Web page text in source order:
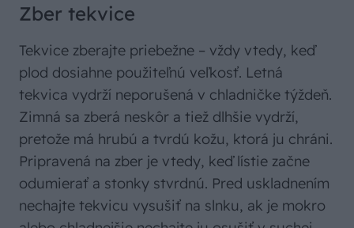
Zber tekvice
Tekvice zberajte priebežne – vždy vtedy, keď
plod dosiahne použiteľnú veľkosť. Letná
tekvica vydrží neporušená v chladničke týždeň.
Zimná sa zberá neskôr a tiež dlhšie vydrží,
pretože má hrubú a tvrdú kožu, ktorá ju chráni.
Pripravená na zber je vtedy, keď lístie začne
odumierať a stonky stvrdnú. Pred uskladnením
nechajte tekvicu vysušiť na slnku, ak je mokro